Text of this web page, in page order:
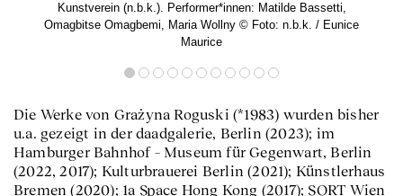
Kunstverein (n.b.k.). Performer*innen: Matilde Bassetti,
Omagbitse Omagbemi, Maria Wollny © Foto: n.b.k. / Eunice
Maurice
Die Werke von Grażyna Roguski (*1983) wurden bisher
u.a. gezeigt in der daadgalerie, Berlin (2023); im
Hamburger Bahnhof – Museum für Gegenwart, Berlin
(2022, 2017); Kulturbrauerei Berlin (2021); Künstlerhaus
Bremen (2020); 1a Space Hong Kong (2017); SORT Wien